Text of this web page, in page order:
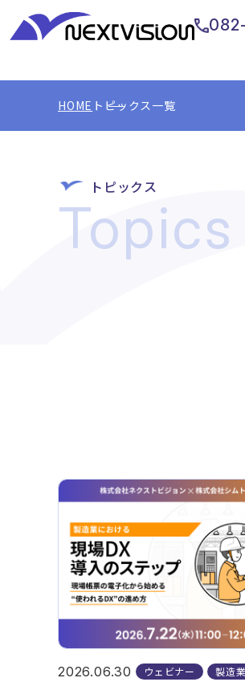
HOME トピックス一覧
トピックス
Topics
2026.06.30 ウェビナー 製造